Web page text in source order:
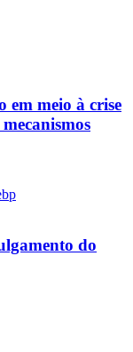
em meio à crise
do